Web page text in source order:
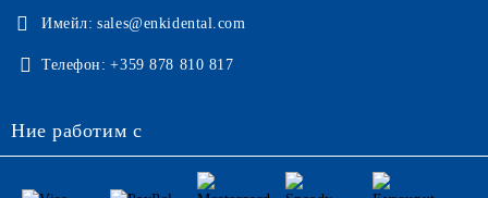
Имейл: sales@enkidental.com
Телефон: +359 878 810 817
Ние работим с